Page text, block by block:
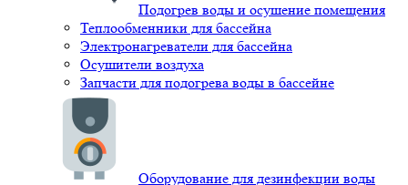
Подогрев воды и осушение помещения
Теплообменники для бассейна
Электронагреватели для бассейна
Осушители воздуха
Запчасти для подогрева воды в бассейне
Оборудование для дезинфекции воды